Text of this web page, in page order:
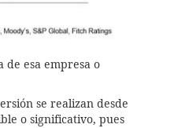
esa empresa o
se realizan desde
o significativo, pues